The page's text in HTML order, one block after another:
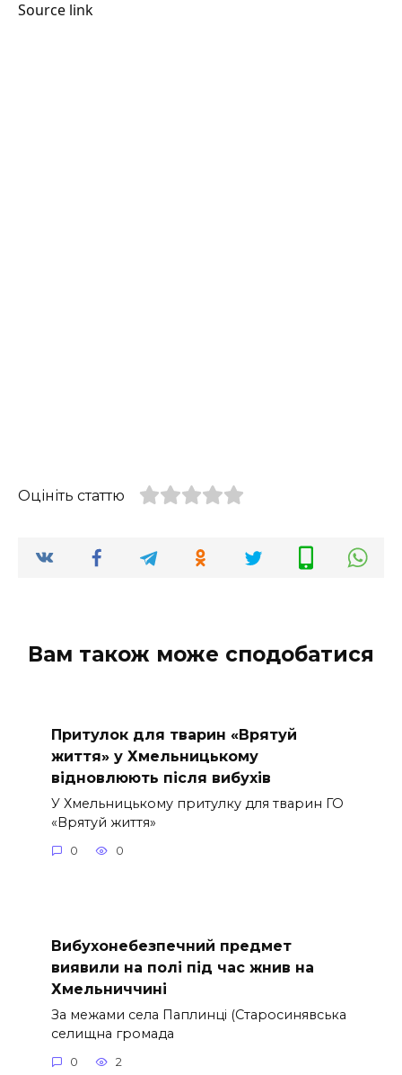
Source link
Оцініть статтю
Вам також може сподобатися
Притулок для тварин «Врятуй
життя» у Хмельницькому
відновлюють після вибухів
У Хмельницькому притулку для тварин ГО
«Врятуй життя»
0 0
Вибухонебезпечний предмет
виявили на полі під час жнив на
Хмельниччині
За межами села Паплинці (Старосинявська
селищна громада
0 2